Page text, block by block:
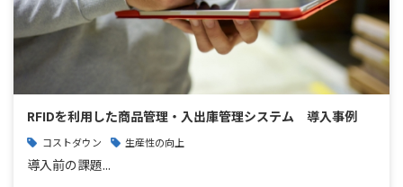
RFIDを利用した商品管理・入出庫管理システム 導入事例
コストダウン 生産性の向上
導入前の課題...